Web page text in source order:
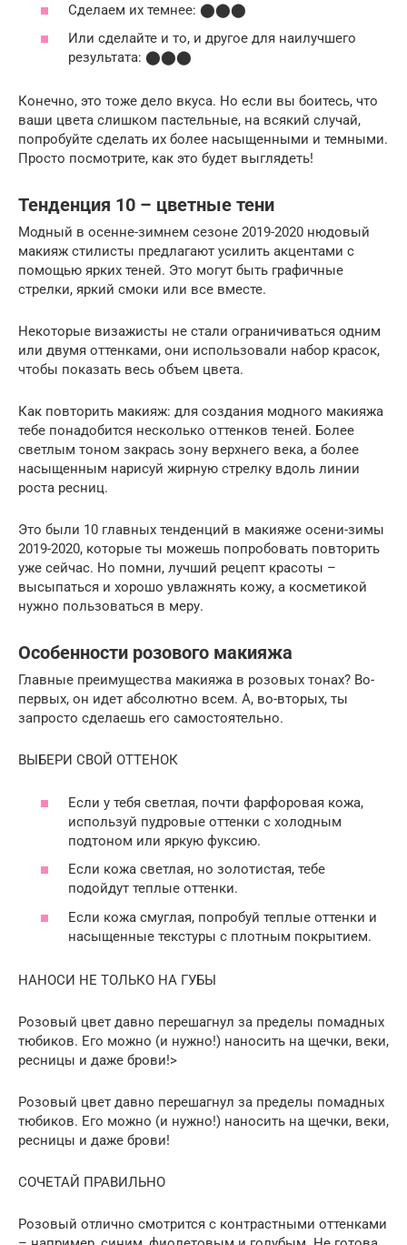
Сделаем их темнее: ⬤⬤⬤
Или сделайте и то, и другое для наилучшего
результата: ⬤⬤⬤
Конечно, это тоже дело вкуса. Но если вы боитесь, что
ваши цвета слишком пастельные, на всякий случай,
попробуйте сделать их более насыщенными и темными.
Просто посмотрите, как это будет выглядеть!
Тенденция 10 – цветные тени
Модный в осенне-зимнем сезоне 2019-2020 нюдовый
макияж стилисты предлагают усилить акцентами с
помощью ярких теней. Это могут быть графичные
стрелки, яркий смоки или все вместе.
Некоторые визажисты не стали ограничиваться одним
или двумя оттенками, они использовали набор красок,
чтобы показать весь объем цвета.
Как повторить макияж: для создания модного макияжа
тебе понадобится несколько оттенков теней. Более
светлым тоном закрась зону верхнего века, а более
насыщенным нарисуй жирную стрелку вдоль линии
роста ресниц.
Это были 10 главных тенденций в макияже осени-зимы
2019-2020, которые ты можешь попробовать повторить
уже сейчас. Но помни, лучший рецепт красоты –
высыпаться и хорошо увлажнять кожу, а косметикой
нужно пользоваться в меру.
Особенности розового макияжа
Главные преимущества макияжа в розовых тонах? Во-
первых, он идет абсолютно всем. А, во-вторых, ты
запросто сделаешь его самостоятельно.
ВЫБЕРИ СВОЙ ОТТЕНОК
Если у тебя светлая, почти фарфоровая кожа,
используй пудровые оттенки с холодным
подтоном или яркую фуксию.
Если кожа светлая, но золотистая, тебе
подойдут теплые оттенки.
Если кожа смуглая, попробуй теплые оттенки и
насыщенные текстуры с плотным покрытием.
НАНОСИ НЕ ТОЛЬКО НА ГУБЫ
Розовый цвет давно перешагнул за пределы помадных
тюбиков. Его можно (и нужно!) наносить на щечки, веки,
ресницы и даже брови!>
Розовый цвет давно перешагнул за пределы помадных
тюбиков. Его можно (и нужно!) наносить на щечки, веки,
ресницы и даже брови!
СОЧЕТАЙ ПРАВИЛЬНО
Розовый отлично смотрится с контрастными оттенками